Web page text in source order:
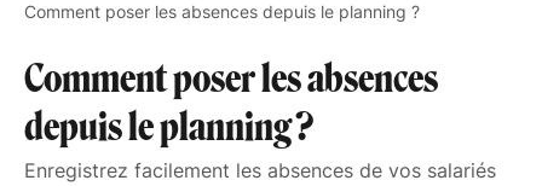
Comment poser les absences depuis le planning ?
Comment poser les absences
depuis le planning ?
Enregistrez facilement les absences de vos salariés